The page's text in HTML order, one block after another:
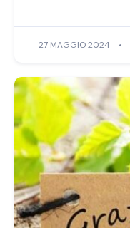
27 MAGGIO 2024